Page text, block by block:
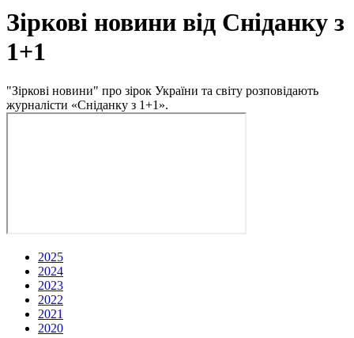
Зіркові новини від Сніданку з
1+1
"Зіркові новини" про зірок України та світу розповідають
журналісти «Сніданку з 1+1».
2025
2024
2023
2022
2021
2020